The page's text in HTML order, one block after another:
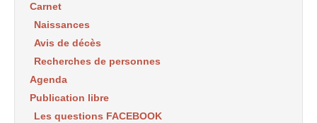
Carnet
Naissances
Avis de décès
Recherches de personnes
Agenda
Publication libre
Les questions FACEBOOK